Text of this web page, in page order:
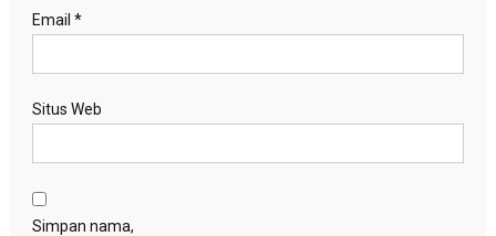
Email *
Situs Web
Simpan nama,